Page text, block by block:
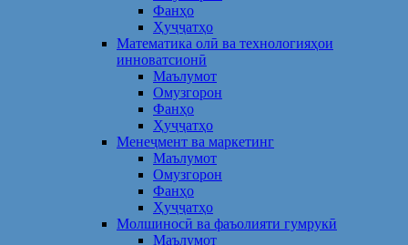
Фанҳо
Ҳуҷҷатҳо
Математика олӣ ва технологияҳои
инноватсионӣ
Маълумот
Омузгорон
Фанҳо
Ҳуҷҷатҳо
Менеҷмент ва маркетинг
Маълумот
Омузгорон
Фанҳо
Ҳуҷҷатҳо
Молшиносӣ ва фаъолияти гумрукӣ
Маълумот